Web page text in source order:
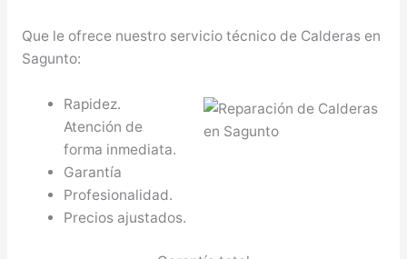
Que le ofrece nuestro servicio técnico de Calderas en
Sagunto:
Rapidez.
Atención de
forma inmediata.
Garantía
Profesionalidad.
Precios ajustados.